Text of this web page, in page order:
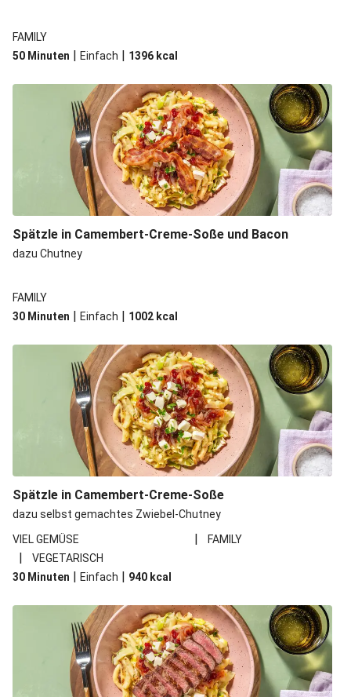
FAMILY
50 Minuten | Einfach | 1396 kcal
Spätzle in Camembert-Creme-Soße und Bacon
dazu Chutney
FAMILY
30 Minuten | Einfach | 1002 kcal
Spätzle in Camembert-Creme-Soße
dazu selbst gemachtes Zwiebel-Chutney
VIEL GEMÜSE
| FAMILY
|
VEGETARISCH
30 Minuten | Einfach | 940 kcal